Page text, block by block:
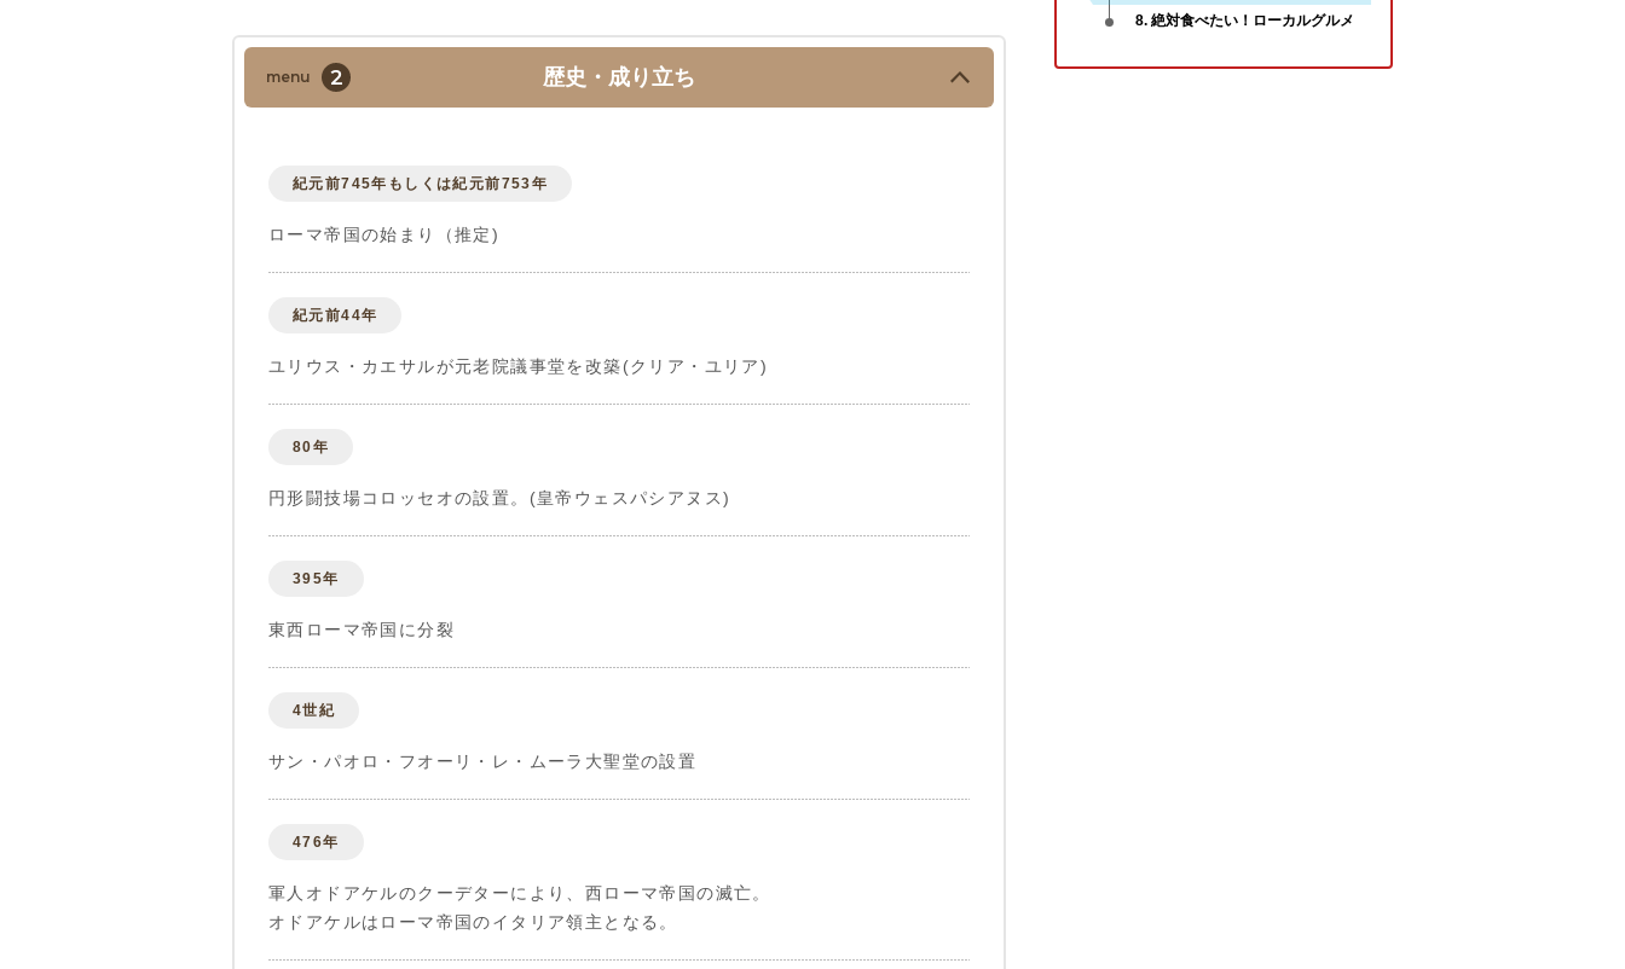
menu 2 歴史・成り立ち
紀元前745年もしくは紀元前753年
ローマ帝国の始まり（推定)
紀元前44年
ユリウス・カエサルが元老院議事堂を改築(クリア・ユリア)
80年
円形闘技場コロッセオの設置。(皇帝ウェスパシアヌス)
395年
東西ローマ帝国に分裂
4世紀
サン・パオロ・フオーリ・レ・ムーラ大聖堂の設置
476年
軍人オドアケルのクーデターにより、西ローマ帝国の滅亡。
オドアケルはローマ帝国のイタリア領主となる。
8. 絶対食べたい！ローカルグルメ